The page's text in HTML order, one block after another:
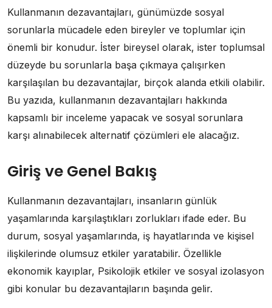
Kullanmanın dezavantajları, günümüzde sosyal
sorunlarla mücadele eden bireyler ve toplumlar için
önemli bir konudur. İster bireysel olarak, ister toplumsal
düzeyde bu sorunlarla başa çıkmaya çalışırken
karşılaşılan bu dezavantajlar, birçok alanda etkili olabilir.
Bu yazıda, kullanmanın dezavantajları hakkında
kapsamlı bir inceleme yapacak ve sosyal sorunlara
karşı alınabilecek alternatif çözümleri ele alacağız.
Giriş ve Genel Bakış
Kullanmanın dezavantajları, insanların günlük
yaşamlarında karşılaştıkları zorlukları ifade eder. Bu
durum, sosyal yaşamlarında, iş hayatlarında ve kişisel
ilişkilerinde olumsuz etkiler yaratabilir. Özellikle
ekonomik kayıplar, Psikolojik etkiler ve sosyal izolasyon
gibi konular bu dezavantajların başında gelir.